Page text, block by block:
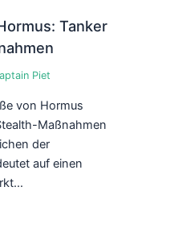
Tanker
Piet
von Hormus
Maßnahmen
der
auf einen